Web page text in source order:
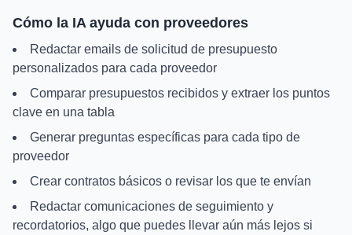
Cómo la IA ayuda con proveedores
Redactar emails de solicitud de presupuesto
personalizados para cada proveedor
Comparar presupuestos recibidos y extraer los puntos
clave en una tabla
Generar preguntas específicas para cada tipo de
proveedor
Crear contratos básicos o revisar los que te envían
Redactar comunicaciones de seguimiento y
recordatorios, algo que puedes llevar aún más lejos si